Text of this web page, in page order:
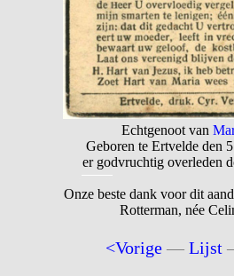
Echtgenoot van
Geboren te Ertvelde den
er godvruchtig overleden
Onze beste dank voor dit
Rotterman, née
<Vorige —Lijst